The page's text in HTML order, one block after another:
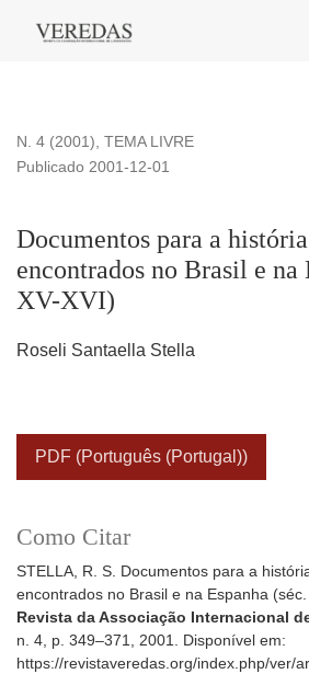
Documentos para a história de
N. 4 (2001), TEMA LIVRE
Documentos para a
encontrados no Brasil e na
XV-XVI)
Publicado 2001-12-01
Roseli Santaella Stella
PDF (Português (Portugal))
Como Citar
STELLA, R. S. Documentos para a
encontrados no Brasil e na Espanha (séc.
Revista da Associação Internacional
n. 4, p. 349–371, 2001. Disponível em:
https://revistaveredas.org/index.php/ver/